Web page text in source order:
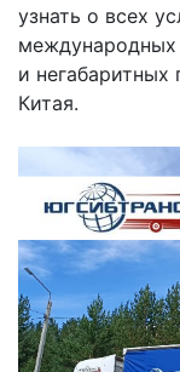
узнать о всех
международных
и негабаритных
Китая.